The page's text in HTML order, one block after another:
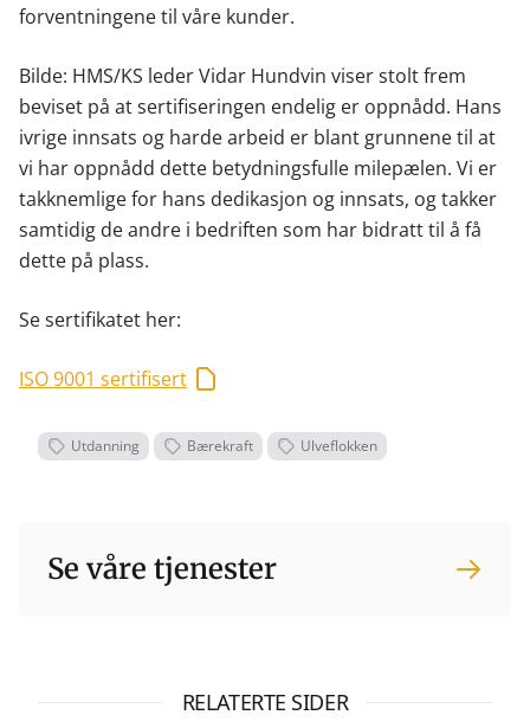
forventningene til våre kunder.
Bilde: HMS/KS leder Vidar Hundvin viser stolt frem
beviset på at sertifiseringen endelig er oppnådd. Hans
ivrige innsats og harde arbeid er blant grunnene til at
vi har oppnådd dette betydningsfulle milepælen. Vi er
takknemlige for hans dedikasjon og innsats, og takker
samtidig de andre i bedriften som har bidratt til å få
dette på plass.
Se sertifikatet her:
ISO 9001 sertifisert
Utdanning Bærekraft Ulveflokken
Se våre tjenester
RELATERTE SIDER